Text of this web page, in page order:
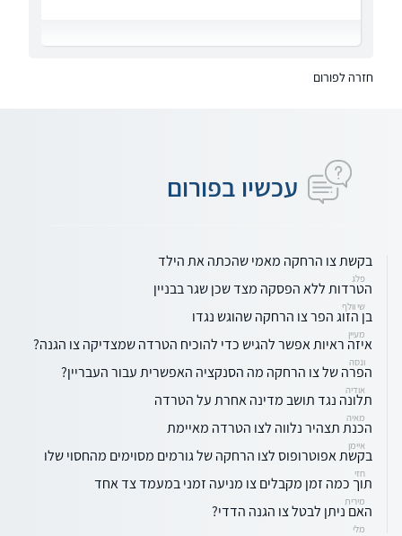
חזרה לפורום
עכשיו בפורום
בקשת צו הרחקה מאמי שהכתה את הילד
פלג
הטרדות ללא הפסקה מצד שכן שגר בבניין
שי וולף
בן הזוג הפר צו הרחקה שהוגש נגדו
מעיין
איזה ראיות אפשר להגיש כדי להוכיח הטרדה שמצדיקה צו הגנה?
ונסה
הפרה של צו הרחקה מה הסנקציה האפשרית עבור העבריין?
אודיה
תלונה נגד תושב מדינה אחרת על הטרדה
מאיה
הכנת תצהיר נלווה לצו הטרדה מאיימת
איימן
בקשת אפוטרופוס לצו הרחקה של גורמים מסוימים מהחסוי שלו
חזי
תוך כמה זמן מקבלים צו מניעה זמני במעמד צד אחד
מירית
האם ניתן לבטל צו הגנה הדדי?
מלי